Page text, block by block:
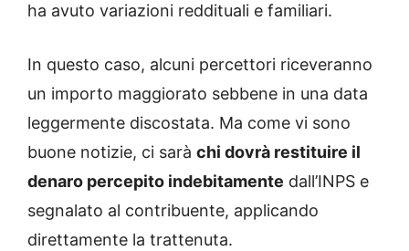
ha avuto variazioni reddituali e familiari.
In questo caso, alcuni percettori riceveranno
un importo maggiorato sebbene in una data
leggermente discostata. Ma come vi sono
buone notizie, ci sarà chi dovrà restituire il
denaro percepito indebitamente dall’INPS e
segnalato al contribuente, applicando
direttamente la trattenuta.